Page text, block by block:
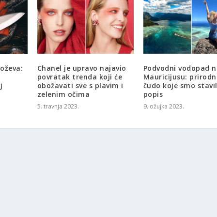
Chanel je upravo najavio
povratak trenda koji će
obožavati sve s plavim i
zelenim očima
5. travnja 2023.
Podvodni vodopad
Mauricijusu:
čudo koje smo
popis
9. ožujka 2023.